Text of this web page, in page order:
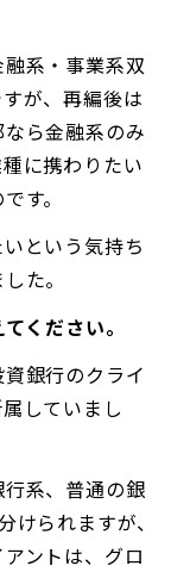
系・事業系双
が、再編後は
ら金融系のみ
に携わりたい
す。
という気持ち
た。
ください。
銀行のクライ
していまし
系、普通の銀
られますが、
ントは、グロ